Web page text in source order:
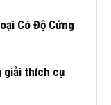
Có Độ Cứng
giải thích cụ